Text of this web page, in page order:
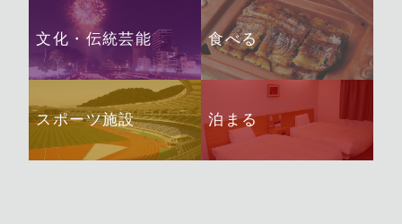
文化・伝統芸能 食べる
スポーツ施設 泊まる